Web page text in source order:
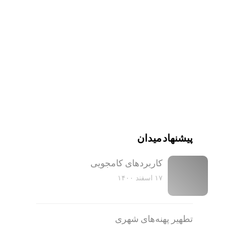
پیشنهاد میدان
کاربرد‌های کامجویی
۱۷ اسفند ۱۴۰۰
تطهیر پهنه‌های شهری